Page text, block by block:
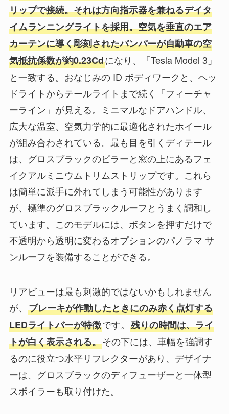
リップで接続。それは方向指示器を兼ねるデイタ
イムランニングライトを採用。空気を垂直のエア
カーテンに導く彫刻されたバンパーが自動車の空
気抵抗係数が約0.23Cdになり、「Tesla Model 3」
と一致する。おなじみの ID ボディワークと、ヘッ
ドライトからテールライトまで続く「フィーチャ
ーライン」が見える。ミニマルなドアハンドル、
広大な温室、空気力学的に最適化されたホイール
が組み合わされている。最も目を引くディテール
は、グロスブラックのピラーと窓の上にあるフェ
イクアルミニウムトリムストリップです。これら
は簡単に派手に外れてしまう可能性があります
が、標準のグロスブラックルーフとうまく調和し
ています。このモデルには、ボタンを押すだけで
不透明から透明に変わるオプションのパノラマ サ
ンルーフを装備することができる。
リアビューは最も刺激的ではないかもしれません
が、 ブレーキが作動したときにのみ赤く点灯する
LEDライトバーが特徴です。 残りの時間は、ライ
トが白く表示される。その下には、車幅を強調す
るのに役立つ水平リフレクターがあり、デザイナ
ーは、グロスブラックのディフューザーと一体型
スポイラーも取り付けた。